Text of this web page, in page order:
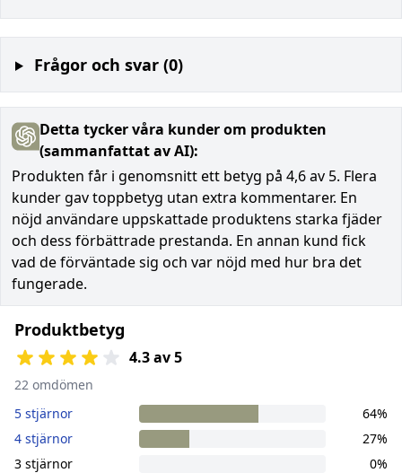
Frågor och svar (0)
Detta tycker våra kunder om produkten
(sammanfattat av AI):
Produkten får i genomsnitt ett betyg på 4,6 av 5. Flera
kunder gav toppbetyg utan extra kommentarer. En
nöjd användare uppskattade produktens starka fjäder
och dess förbättrade prestanda. En annan kund fick
vad de förväntade sig och var nöjd med hur bra det
fungerade.
Produktbetyg
4.3 av 5
22 omdömen
5 stjärnor
64%
4 stjärnor
27%
3 stjärnor
0%